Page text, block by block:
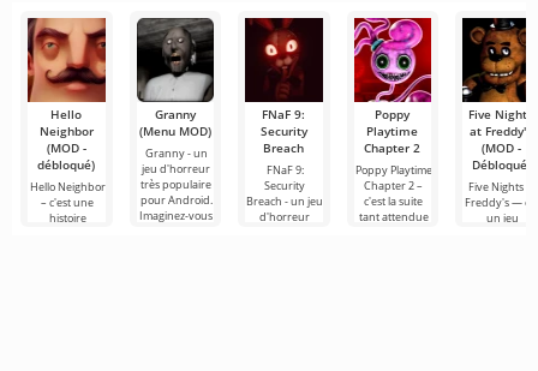
mystères les
plus
Hello
Neighbor
(MOD -
débloqué)
Hello Neighbor
– c'est une
histoire
Granny
(Menu MOD)
Granny - un
jeu d'horreur
très populaire
pour Android.
Imaginez-vous
FNaF 9:
Security
Breach
FNaF 9:
Security
Breach - un jeu
d'horreur
Poppy
Playtime
Chapter 2
Poppy Playtime
Chapter 2 –
c'est la suite
tant attendue
Five Nights
at Freddy's
(MOD -
Débloqué)
Five Nights at
Freddy's —
un jeu